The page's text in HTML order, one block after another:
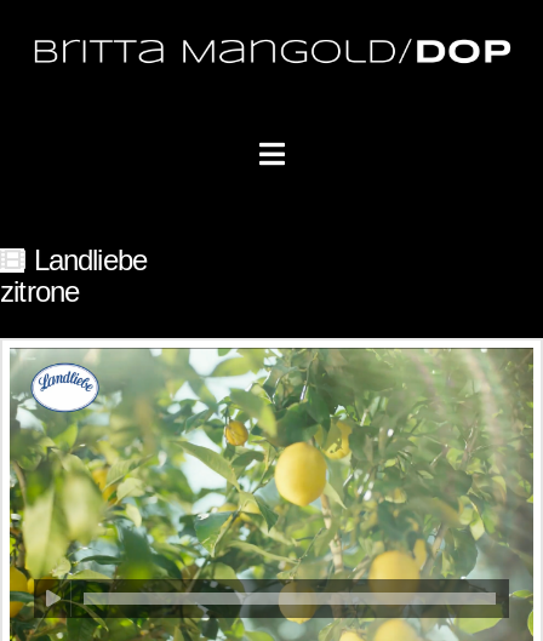
Navigation
Landliebe
zitrone